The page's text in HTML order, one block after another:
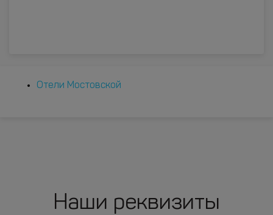
Отели Мостовской
Наши реквизиты